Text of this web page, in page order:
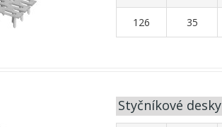
126 35
Styčníkové desky